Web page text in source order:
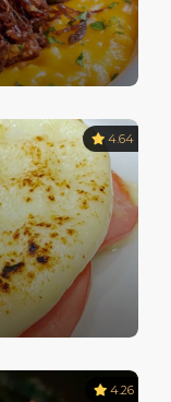
4.64
4.26